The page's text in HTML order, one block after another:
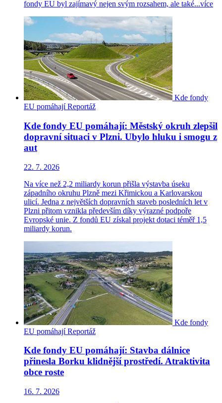
fondy EU byl zajímavý nejen svým rozsahem, ale také...více
Kde fondy
EU pomáhají Reportáž
Kde fondy EU pomáhají: Městský okruh zlepšil
dopravní situaci v Plzni. Ubylo hluku i smogu z
aut
22. 7. 2026
Na více než 2,2 miliardy korun přišla výstavba úseku
západního okruhu Plzně mezi Křimickou a Karlovarskou
ulicí. Jedna z největších dopravních staveb posledních let v
Plzni přitom vznikla především díky výrazné podpoře
Evropské unie. Z fondů EU získal projekt dotaci téměř 1,5
miliardy korun.
Kde fondy
EU pomáhají Reportáž
Kde fondy EU pomáhají: Stavba dálnice
přinesla Borku klidnější prostředí. Atraktivita
obce roste
16. 7. 2026